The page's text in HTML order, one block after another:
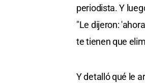
periodista. Y
"Le dijeron:
te tienen que
Y detalló qué le